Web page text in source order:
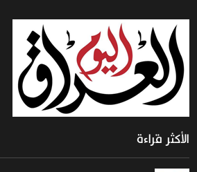
الأكثر قراءة